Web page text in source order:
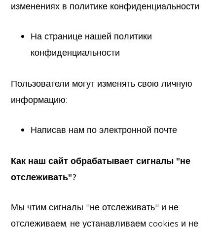
изменениях в политике конфиденциальности:
На странице нашей политики
конфиденциальности
Пользователи могут изменять свою личную
информацию:
Написав нам по электронной почте
Как наш сайт обрабатывает сигналы "не
отслеживать"?
Мы чтим сигналы "не отслеживать" и не
отслеживаем, не устанавливаем cookies и не